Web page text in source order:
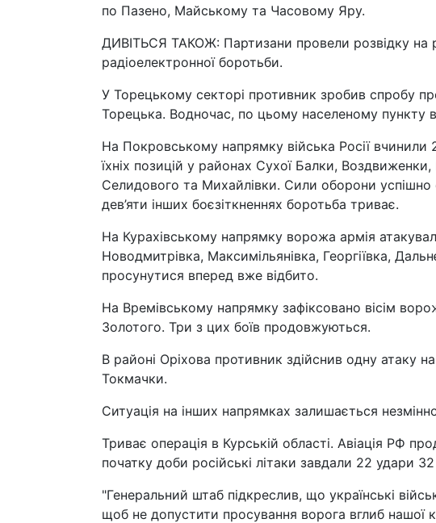
по Пазено, Майському та Часовому Яру.
ДИВІТЬСЯ ТАКОЖ: Партизани провели розвідку на
радіоелектронної боротьби.
У Торецькому секторі противник зробив спробу
Торецька. Водночас, по цьому населеному пункту
На Покровському напрямку війська Росії вчинили
їхніх позицій у районах Сухої Балки,
Селидового та Михайлівки. Сили оборони
дев’яти інших боєзіткненнях боротьба триває.
На Курахівському напрямку ворожа армія
Новодмитрівка, Максимільянівка, Георгіївка,
просунутися вперед вже відбито.
На Времівському напрямку зафіксовано вісім
Золотого. Три з цих боїв продовжуються.
В районі Оріхова противник здійснив одну атаку
Токмачки.
Ситуація на інших напрямках залишається
Триває операція в Курській області. Авіація РФ
початку доби російські літаки завдали 22 удари
"Генеральний штаб підкреслив, що українські
щоб не допустити просування ворога вглиб нашої